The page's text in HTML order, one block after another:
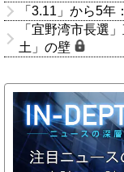
「3.11」から5年
「宜野湾市長選
土」の壁